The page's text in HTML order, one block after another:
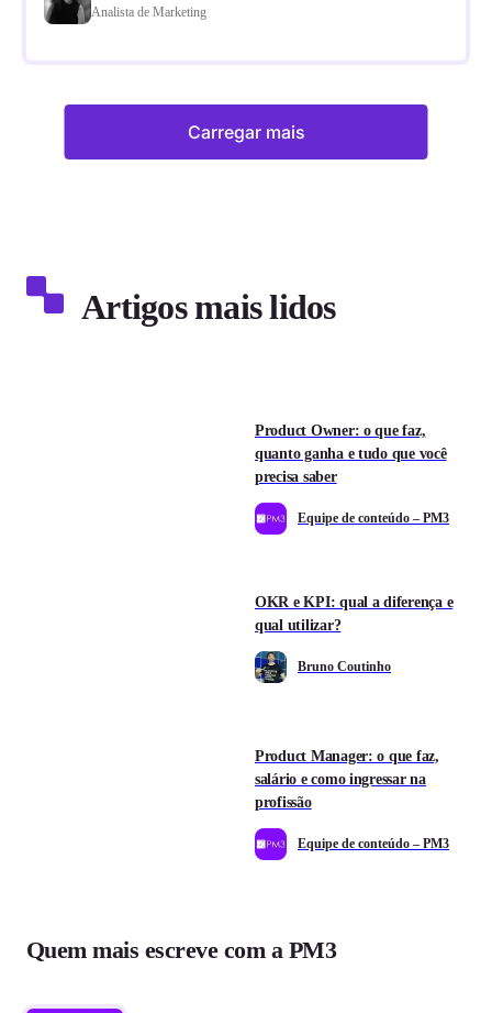
Analista de Marketing
Carregar mais
Artigos mais lidos
Product Owner: o que faz,
quanto ganha e tudo que você
precisa saber
Equipe de conteúdo – PM3
OKR e KPI: qual a diferença e
qual utilizar?
Bruno Coutinho
Product Manager: o que faz,
salário e como ingressar na
profissão
Equipe de conteúdo – PM3
Quem mais escreve com a PM3